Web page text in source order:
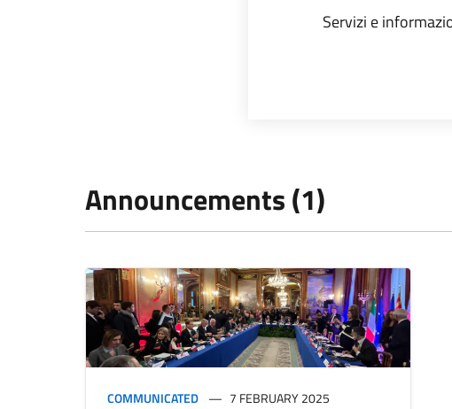
Servizi e
Announcements (1)
COMMUNICATED 7 FEBRUARY 2025